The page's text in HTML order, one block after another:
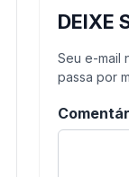
DEIXE
Seu e-mail
passa por